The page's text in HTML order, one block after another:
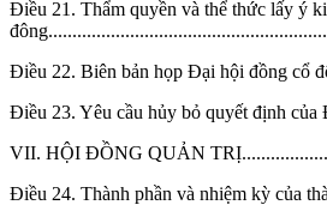
Điều 21. Thẩm quyền và thể thức lấy ý
Điều 22. Biên bản họp Đại hội đồng cổ
Điều 23. Yêu cầu hủy bỏ quyết định
VII. HỘI ĐỒNG QUẢN
Điều 24. Thành phần và nhiệm kỳ của